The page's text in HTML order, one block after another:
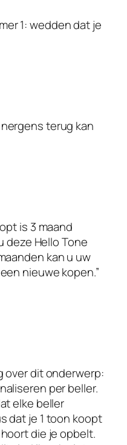
1: wedden dat je
terug kan
is 3 maand
deze Hello Tone
kan u uw
nieuwe kopen.”
over dit onderwerp:
per beller.
elke beller
dat je 1 toon koopt
die je opbelt.